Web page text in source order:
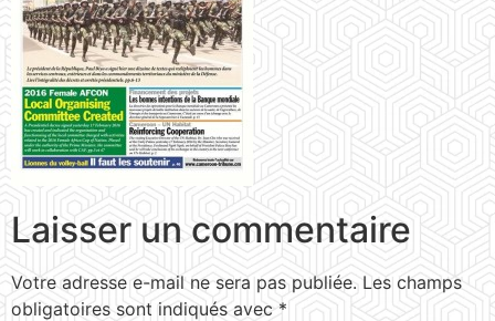
Laisser un commentaire
Votre adresse e-mail ne sera pas publiée. Les champs
obligatoires sont indiqués avec *